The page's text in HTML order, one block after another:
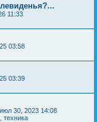
11:33
03:58
03:39
30, 2023 14:08
техника